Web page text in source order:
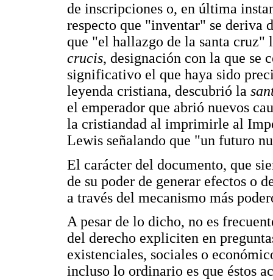
de inscripciones o, en última
respecto que "inventar" se
que "el hallazgo de la santa
crucis, designación con la que se
significativo el que haya sido
leyenda cristiana, descubrió la
el emperador que abrió nuevos
la cristiandad al imprimirle al
Lewis señalando que "un futuro
El carácter del documento, que
de su poder de generar efectos o
a través del mecanismo más
A pesar de lo dicho, no es
del derecho expliciten en
existenciales, sociales o
incluso lo ordinario es que éstos